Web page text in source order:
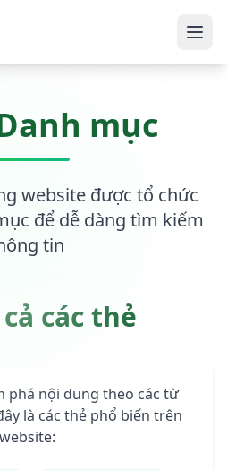
mục
website được tổ chức
để dễ dàng tìm kiếm
tin
các thẻ
phá nội dung theo các từ
là các thẻ phổ biến trên
website: